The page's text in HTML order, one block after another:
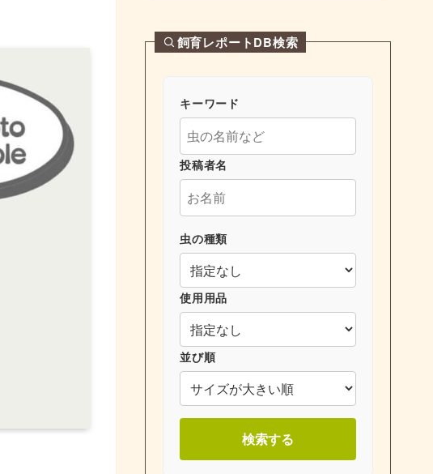
飼育レポートDB検索
キーワード
投稿者名
虫の種類
使用用品
並び順
検索する